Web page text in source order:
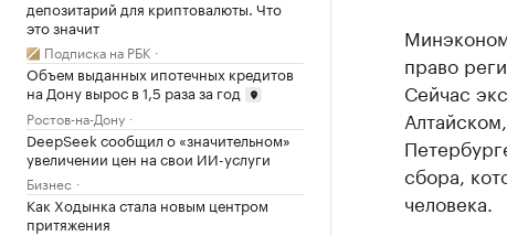
депозитарий для криптовалюты. Что
это значит
Подписка на РБК
Объем выданных ипотечных кредитов
на Дону вырос в 1,5 раза за год
Ростов-на-Дону
DeepSeek сообщил о «значительном»
увеличении цен на свои ИИ-услуги
Бизнес
Как Ходынка стала новым центром
притяжения
право
Сейчас
сбора,
человека.